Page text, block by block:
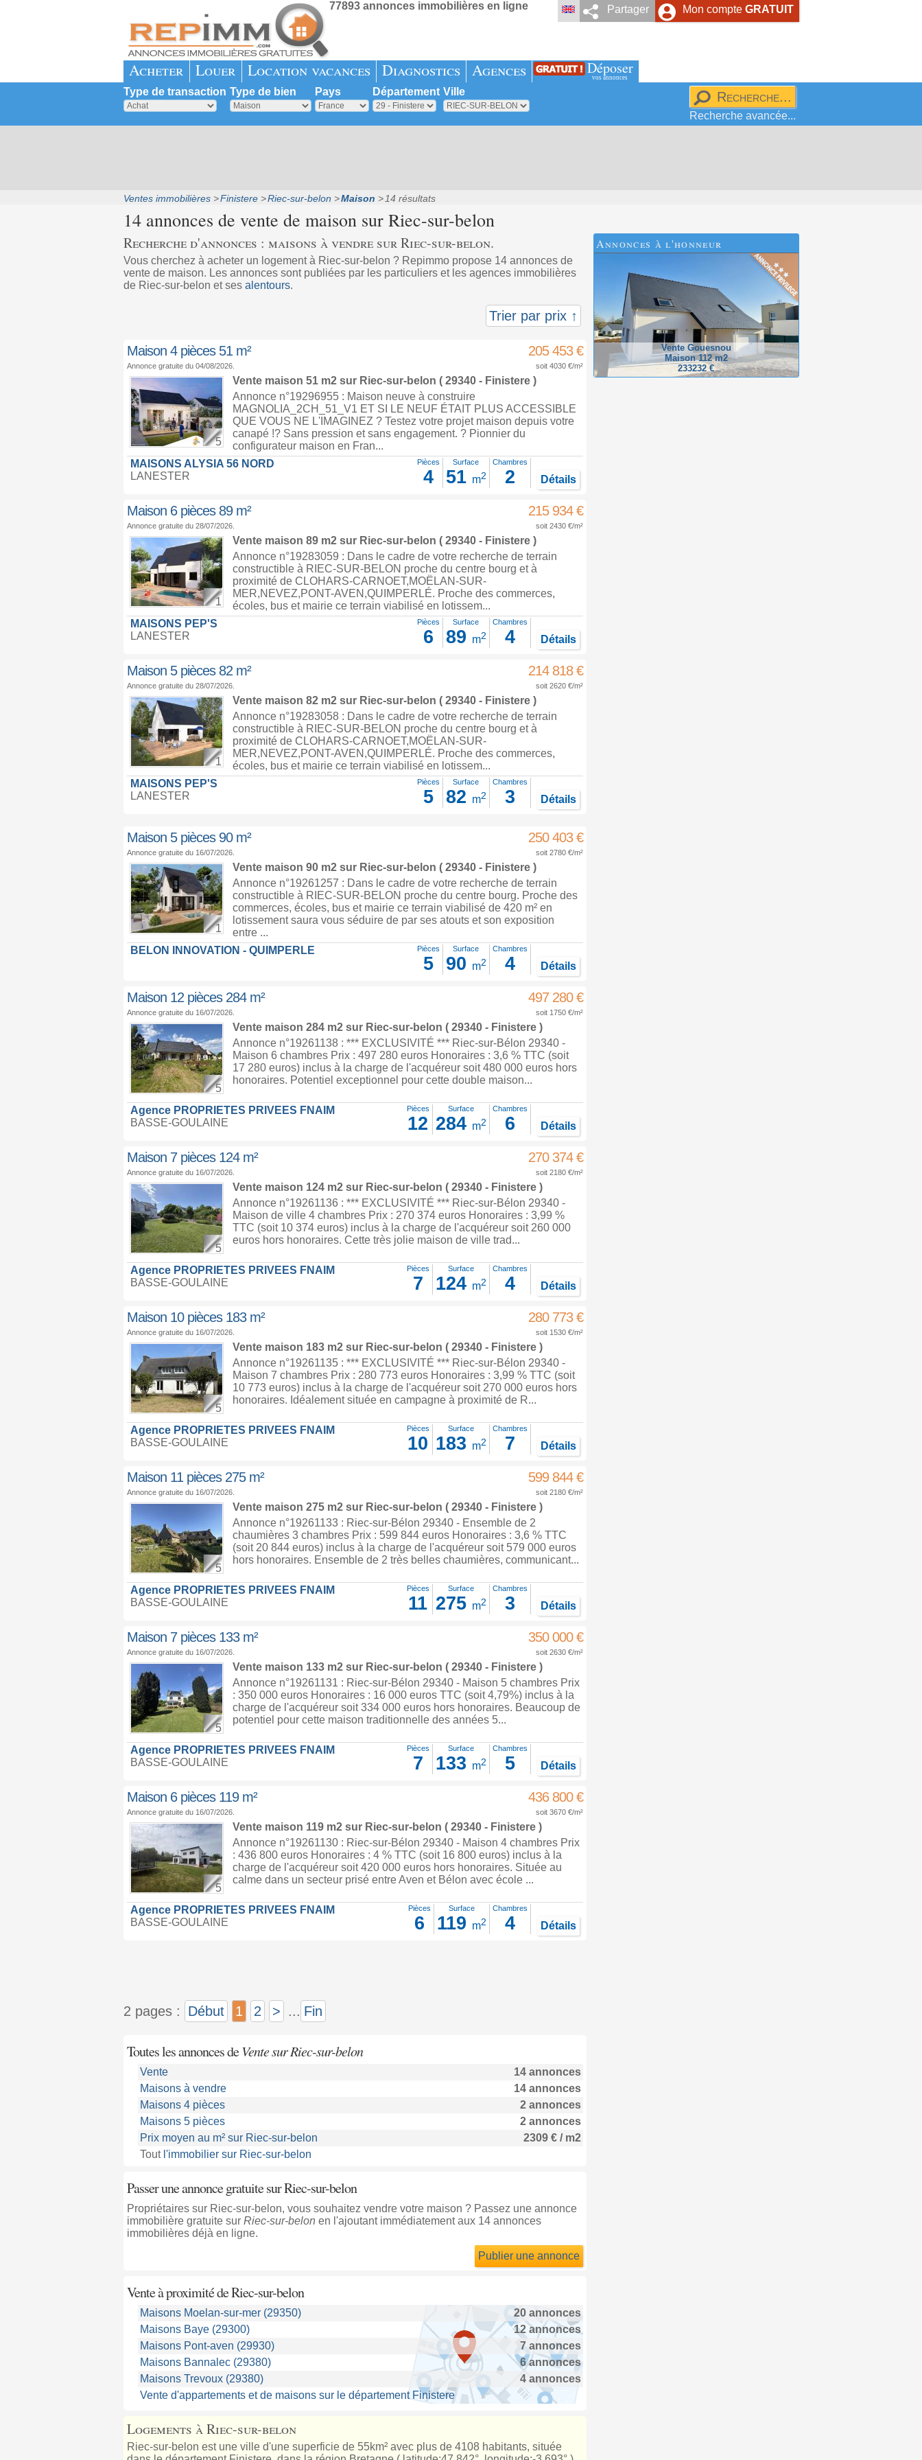
Mon compte GRATUIT
Partager
77893 annonces immobilières en ligne
Acheter Louer Location vacances Diagnostics Agences Déposer
vos annonces
Type de transaction Type de bien Pays Département Ville
Recherche avancée...
Ventes immobilières Finistere Riec-sur-belon Maison 14 résultats
14 annonces de vente de maison sur Riec-sur-belon
Recherche d'annonces : maisons à vendre sur Riec-sur-belon.
Vous cherchez à acheter un logement à Riec-sur-belon ? Repimmo propose 14 annonces de
vente de maison. Les annonces sont publiées par les particuliers et les agences immobilières
de Riec-sur-belon et ses alentours.
Trier par prix ↑
Maison 4 pièces 51 m² 205 453 €
Annonce gratuite du 04/08/2026. soit 4030 €/m²
5
Vente maison 51 m2 sur Riec-sur-belon ( 29340 - Finistere )
Annonce n°19296955 : Maison neuve à construire
MAGNOLIA_2CH_51_V1 ET SI LE NEUF ÉTAIT PLUS ACCESSIBLE
QUE VOUS NE L'IMAGINEZ ? Testez votre projet maison depuis votre
canapé !? Sans pression et sans engagement. ? Pionnier du
configurateur maison en Fran...
MAISONS ALYSIA 56 NORD
LANESTER
Pièces
4
Surface
51 m2
Chambres
2 Détails
Maison 6 pièces 89 m² 215 934 €
Annonce gratuite du 28/07/2026. soit 2430 €/m²
1
Vente maison 89 m2 sur Riec-sur-belon ( 29340 - Finistere )
Annonce n°19283059 : Dans le cadre de votre recherche de terrain
constructible à RIEC-SUR-BELON proche du centre bourg et à
proximité de CLOHARS-CARNOET,MOËLAN-SUR-
MER,NEVEZ,PONT-AVEN,QUIMPERLÉ. Proche des commerces,
écoles, bus et mairie ce terrain viabilisé en lotissem...
MAISONS PEP'S
LANESTER
Pièces
6
Surface
89 m2
Chambres
4 Détails
Maison 5 pièces 82 m² 214 818 €
Annonce gratuite du 28/07/2026. soit 2620 €/m²
1
Vente maison 82 m2 sur Riec-sur-belon ( 29340 - Finistere )
Annonce n°19283058 : Dans le cadre de votre recherche de terrain
constructible à RIEC-SUR-BELON proche du centre bourg et à
proximité de CLOHARS-CARNOET,MOËLAN-SUR-
MER,NEVEZ,PONT-AVEN,QUIMPERLÉ. Proche des commerces,
écoles, bus et mairie ce terrain viabilisé en lotissem...
MAISONS PEP'S
LANESTER
Pièces
5
Surface
82 m2
Chambres
3 Détails
Maison 5 pièces 90 m² 250 403 €
Annonce gratuite du 16/07/2026. soit 2780 €/m²
1
Vente maison 90 m2 sur Riec-sur-belon ( 29340 - Finistere )
Annonce n°19261257 : Dans le cadre de votre recherche de terrain
constructible à RIEC-SUR-BELON proche du centre bourg. Proche des
commerces, écoles, bus et mairie ce terrain viabilisé de 420 m² en
lotissement saura vous séduire de par ses atouts et son exposition
entre ...
BELON INNOVATION - QUIMPERLE
Pièces
5
Surface
90 m2
Chambres
4 Détails
Maison 12 pièces 284 m² 497 280 €
Annonce gratuite du 16/07/2026. soit 1750 €/m²
5
Vente maison 284 m2 sur Riec-sur-belon ( 29340 - Finistere )
Annonce n°19261138 : *** EXCLUSIVITÉ *** Riec-sur-Bélon 29340 -
Maison 6 chambres Prix : 497 280 euros Honoraires : 3,6 % TTC (soit
17 280 euros) inclus à la charge de l'acquéreur soit 480 000 euros hors
honoraires. Potentiel exceptionnel pour cette double maison...
Agence PROPRIETES PRIVEES FNAIM
BASSE-GOULAINE
Pièces
12
Surface
284 m2
Chambres
6 Détails
Maison 7 pièces 124 m² 270 374 €
Annonce gratuite du 16/07/2026. soit 2180 €/m²
5
Vente maison 124 m2 sur Riec-sur-belon ( 29340 - Finistere )
Annonce n°19261136 : *** EXCLUSIVITÉ *** Riec-sur-Bélon 29340 -
Maison de ville 4 chambres Prix : 270 374 euros Honoraires : 3,99 %
TTC (soit 10 374 euros) inclus à la charge de l'acquéreur soit 260 000
euros hors honoraires. Cette très jolie maison de ville trad...
Agence PROPRIETES PRIVEES FNAIM
BASSE-GOULAINE
Pièces
7
Surface
124 m2
Chambres
4 Détails
Maison 10 pièces 183 m² 280 773 €
Annonce gratuite du 16/07/2026. soit 1530 €/m²
5
Vente maison 183 m2 sur Riec-sur-belon ( 29340 - Finistere )
Annonce n°19261135 : *** EXCLUSIVITÉ *** Riec-sur-Bélon 29340 -
Maison 7 chambres Prix : 280 773 euros Honoraires : 3,99 % TTC (soit
10 773 euros) inclus à la charge de l'acquéreur soit 270 000 euros hors
honoraires. Idéalement située en campagne à proximité de R...
Agence PROPRIETES PRIVEES FNAIM
BASSE-GOULAINE
Pièces
10
Surface
183 m2
Chambres
7 Détails
Maison 11 pièces 275 m² 599 844 €
Annonce gratuite du 16/07/2026. soit 2180 €/m²
5
Vente maison 275 m2 sur Riec-sur-belon ( 29340 - Finistere )
Annonce n°19261133 : Riec-sur-Bélon 29340 - Ensemble de 2
chaumières 3 chambres Prix : 599 844 euros Honoraires : 3,6 % TTC
(soit 20 844 euros) inclus à la charge de l'acquéreur soit 579 000 euros
hors honoraires. Ensemble de 2 très belles chaumières, communicant...
Agence PROPRIETES PRIVEES FNAIM
BASSE-GOULAINE
Pièces
11
Surface
275 m2
Chambres
3 Détails
Maison 7 pièces 133 m² 350 000 €
Annonce gratuite du 16/07/2026. soit 2630 €/m²
5
Vente maison 133 m2 sur Riec-sur-belon ( 29340 - Finistere )
Annonce n°19261131 : Riec-sur-Bélon 29340 - Maison 5 chambres Prix
: 350 000 euros Honoraires : 16 000 euros TTC (soit 4,79%) inclus à la
charge de l'acquéreur soit 334 000 euros hors honoraires. Beaucoup de
potentiel pour cette maison traditionnelle des années 5...
Agence PROPRIETES PRIVEES FNAIM
BASSE-GOULAINE
Pièces
7
Surface
133 m2
Chambres
5 Détails
Maison 6 pièces 119 m² 436 800 €
Annonce gratuite du 16/07/2026. soit 3670 €/m²
5
Vente maison 119 m2 sur Riec-sur-belon ( 29340 - Finistere )
Annonce n°19261130 : Riec-sur-Bélon 29340 - Maison 4 chambres Prix
: 436 800 euros Honoraires : 4 % TTC (soit 16 800 euros) inclus à la
charge de l'acquéreur soit 420 000 euros hors honoraires. Située au
calme dans un secteur prisé entre Aven et Bélon avec école ...
Agence PROPRIETES PRIVEES FNAIM
BASSE-GOULAINE
Pièces
6
Surface
119 m2
Chambres
4 Détails
2 pages : Début 1 2 > ... Fin
Toutes les annonces deVente sur Riec-sur-belon
Vente
14 annonces
Maisons à vendre
14 annonces
Maisons 4 pièces
2 annonces
Maisons 5 pièces
2 annonces
Prix moyen au m² sur Riec-sur-belon
2309 € / m2
Tout l'immobilier sur Riec-sur-belon
Passer une annonce gratuite sur Riec-sur-belon
Propriétaires sur Riec-sur-belon, vous souhaitez vendre votre maison ? Passez une annonce
immobilière gratuite sur Riec-sur-belon en l'ajoutant immédiatement aux 14 annonces
immobilières déjà en ligne.
Publier une annonce
Vente à proximitéde Riec-sur-belon
Maisons Moelan-sur-mer (29350)
20 annonces
Maisons Baye (29300)
12 annonces
Maisons Pont-aven (29930)
7 annonces
Maisons Bannalec (29380)
6 annonces
Maisons Trevoux (29380)
4 annonces
Vente d'appartements et de maisons sur le département Finistere
Logements à Riec-sur-belon
Riec-sur-belon est une ville d'une superficie de 55km² avec plus de 4108 habitants, située
Annonces à l'honneur
Vente Gouesnou
Maison 112 m2
233232 €